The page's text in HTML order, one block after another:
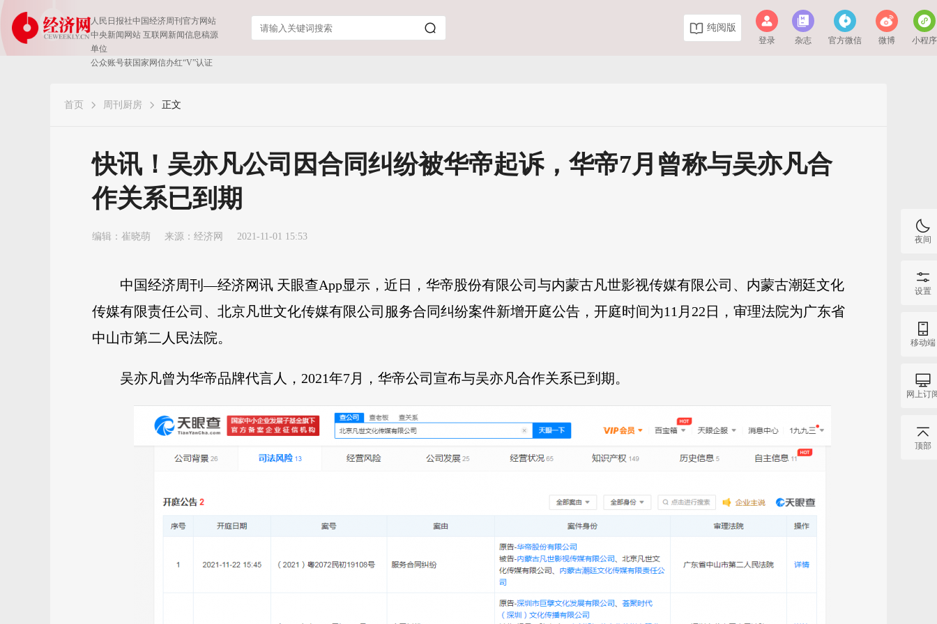
人民日报社中国经济周刊官方网站
中央新闻网站 互联网新闻信息稿源
单位
公众账号获国家网信办红“V”认证
纯阅版
登录 杂志 官方微信 微博 小程序
首页 周刊厨房 正文
快讯！吴亦凡公司因合同纠纷被华帝起诉，华帝7月曾称与吴亦凡合
作关系已到期
编辑：崔晓萌 来源： 经济网 2021-11-01 15:53
中国经济周刊—经济网讯 天眼查App显示，近日，华帝股份有限公司与内蒙古凡世影视传媒有限公司、内蒙古潮廷文化
传媒有限责任公司、北京凡世文化传媒有限公司服务合同纠纷案件新增开庭公告，开庭时间为11月22日，审理法院为广东省
中山市第二人民法院。
吴亦凡曾为华帝品牌代言人，2021年7月，华帝公司宣布与吴亦凡合作关系已到期。
夜间
设置
移动端
网上订
顶部